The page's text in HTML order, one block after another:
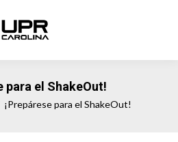
para el ShakeOut!
¡Prepárese para el ShakeOut!